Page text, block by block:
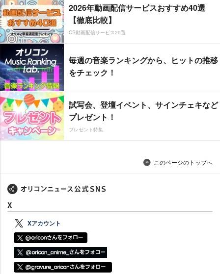
2026年動画配信サービスおすすめ40選
【徹底比較】
CS動画配信サービス20選
毎週の音楽ランキングから、ヒットの推移
をチェック！
試写会、登壇イベント、サインチェキなど
プレゼント！
プレゼント特集
このページのトップへ
X
Xアカウント